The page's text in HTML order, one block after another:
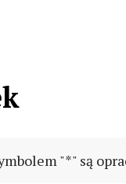
"*" są